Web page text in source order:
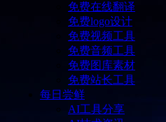
免费在线翻译
免费logo设计
免费视频工具
免费音频工具
免费图库素材
免费站长工具
每日尝鲜
AI工具分享